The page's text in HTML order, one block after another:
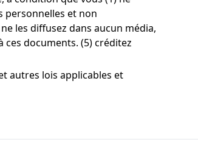
personnelles et non
les diffusez dans aucun média,
documents. (5) créditez
autres lois applicables et